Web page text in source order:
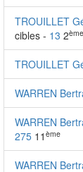
TROUILLET
cibles - 13 2ème
TROUILLET
WARREN
WARREN
275 11 ème
WARREN